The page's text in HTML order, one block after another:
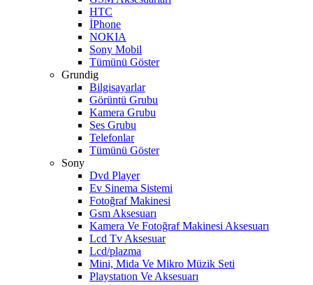
HTC
İPhone
NOKIA
Sony Mobil
Tümünü Göster
Grundig
Bilgisayarlar
Görüntü Grubu
Kamera Grubu
Ses Grubu
Telefonlar
Tümünü Göster
Sony
Dvd Player
Ev Sinema Sistemi
Fotoğraf Makinesi
Gsm Aksesuarı
Kamera Ve Fotoğraf Makinesi Aksesuarı
Lcd Tv Aksesuar
Lcd/plazma
Mini, Mida Ve Mikro Müzik Seti
Playstatıon Ve Aksesuarı